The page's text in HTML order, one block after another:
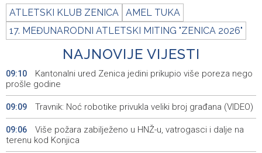
ATLETSKI KLUB ZENICA
AMEL TUKA
17. MEĐUNARODNI ATLETSKI MITING "ZENICA 2026"
NAJNOVIJE VIJESTI
09:10
Kantonalni ured Zenica jedini prikupio više poreza nego
prošle godine
09:09 Travnik: Noć robotike privukla veliki broj građana (VIDEO)
09:06
Više požara zabilježeno u HNŽ-u, vatrogasci i dalje na
terenu kod Konjica